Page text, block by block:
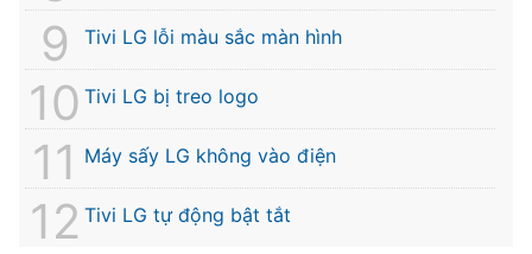
Tivi LG lỗi màu sắc màn hình
Tivi LG bị treo logo
Máy sấy LG không vào điện
Tivi LG tự động bật tắt